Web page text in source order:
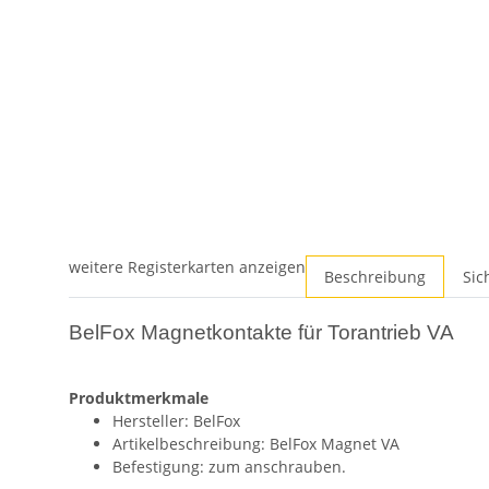
weitere Registerkarten anzeigen Beschreibung
BelFox Magnetkontakte für Torantrieb VA
Produktmerkmale
Hersteller: BelFox
Artikelbeschreibung: BelFox Magnet VA
Befestigung: zum anschrauben.